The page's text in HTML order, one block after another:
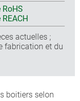
actuelles ;
fabrication et du
boitiers selon